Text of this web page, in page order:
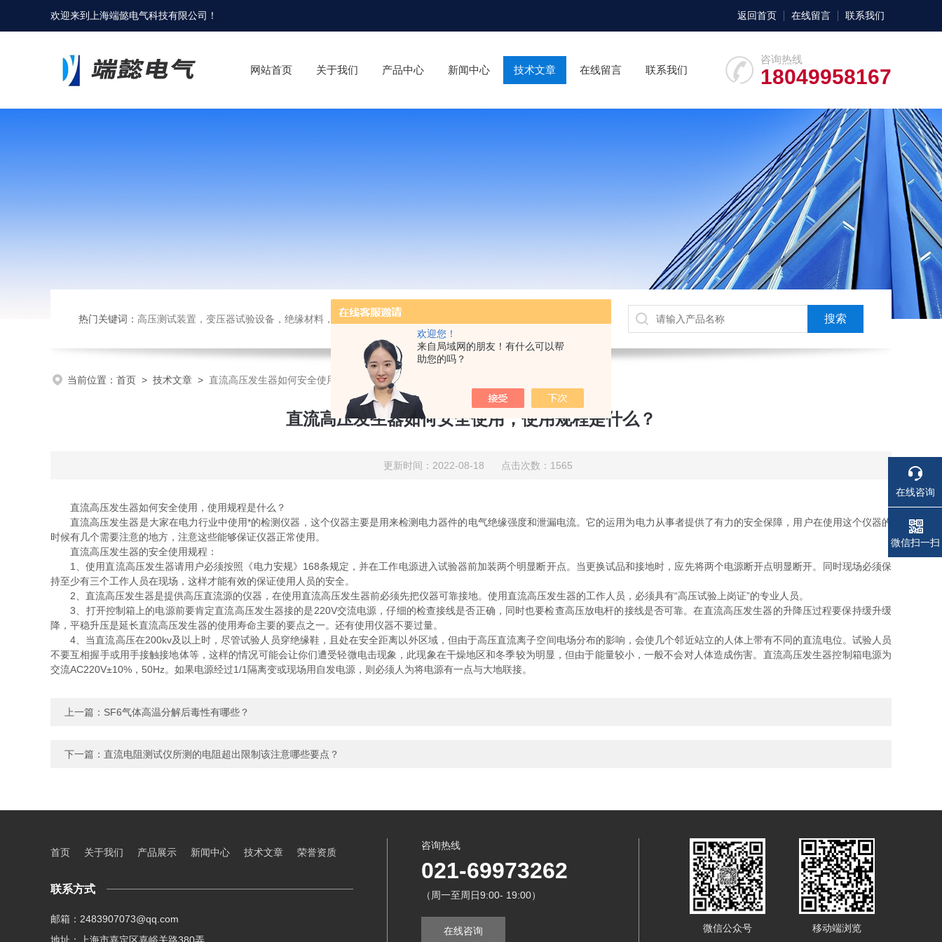
欢迎您！
来自局域网的朋友！有什么可以帮
助您的吗？
欢迎来到 上海端懿电气科技有限公司 ！ 返回首页 在线留言 联系我们
咨询热线
18049958167
网站首页 关于我们 产品中心 新闻中心 技术文章 在线留言 联系我们
热门关键词： 高压测试装置，变压器试验设备，绝缘材料，电子仪器仪表
当前位置： 首页 > 技术文章 > 直流高压发生器如何安全使用，使用规程是什么？
直流高压发生器如何安全使用，使用规程是什么？
更新时间：2022-08-18 点击次数：1565
直流高压发生器如何安全使用，使用规程是什么？
直流高压发生器是大家在电力行业中使用*的检测仪器，这个仪器主要是用来检测电力器件的电气绝缘强度和泄漏电流。它的运用为电力从事者提供了有力的安全保障，用户在使用这个仪器的
时候有几个需要注意的地方，注意这些能够保证仪器正常使用。
直流高压发生器的安全使用规程：
1、使用直流高压发生器请用户必须按照《电力安规》168条规定，并在工作电源进入试验器前加装两个明显断开点。当更换试品和接地时，应先将两个电源断开点明显断开。同时现场必须保
持至少有三个工作人员在现场，这样才能有效的保证使用人员的安全。
2、直流高压发生器是提供高压直流源的仪器，在使用直流高压发生器前必须先把仪器可靠接地。使用直流高压发生器的工作人员，必须具有“高压试验上岗证”的专业人员。
3、打开控制箱上的电源前要肯定直流高压发生器接的是220V交流电源，仔细的检查接线是否正确，同时也要检查高压放电杆的接线是否可靠。在直流高压发生器的升降压过程要保持缓升缓
降，平稳升压是延长直流高压发生器的使用寿命主要的要点之一。还有使用仪器不要过量。
4、当直流高压在200kv及以上时，尽管试验人员穿绝缘鞋，且处在安全距离以外区域，但由于高压直流离子空间电场分布的影响，会使几个邻近站立的人体上带有不同的直流电位。试验人员
不要互相握手或用手接触接地体等，这样的情况可能会让你们遭受轻微电击现象，此现象在干燥地区和冬季较为明显，但由于能量较小，一般不会对人体造成伤害。直流高压发生器控制箱电源为
交流AC220V±10%，50Hz。如果电源经过1/1隔离变或现场用自发电源，则必须人为将电源有一点与大地联接。
上一篇： SF6气体高温分解后毒性有哪些？
下一篇： 直流电阻测试仪所测的电阻超出限制该注意哪些要点？
首页 关于我们 产品展示 新闻中心 技术文章 荣誉资质
联系方式
邮箱：2483907073@qq.com
咨询热线
021-69973262
（周一至周日9:00- 19:00）
在线咨询 微信公众号 移动端浏览
在线咨询
电话
电话
微信扫一扫